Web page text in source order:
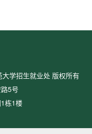
学招生就业处 版权所有
5号
栋1楼